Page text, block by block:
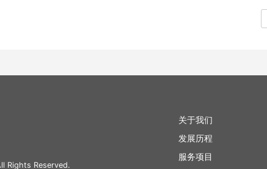
Rights Reserved.
关于我们
发展历程
服务项目